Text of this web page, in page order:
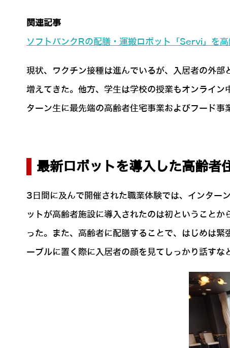
関連記事
ソフトバンクRの配膳・運搬ロボット「Servi」を
現状、ワクチン接種は進んでいるが、入居者の外
増えてきた。他方、学生は学校の授業もオンライ
ターン生に最先端の高齢者住宅事業およびフード
最新ロボットを導入した高齢者
3日間に及んで開催された職業体験では、インター
ットが高齢者施設に導入されたのは初ということ
った。また、高齢者に配膳することで、はじめは
ーブルに置く際に入居者の顔を見てしっかり話すな